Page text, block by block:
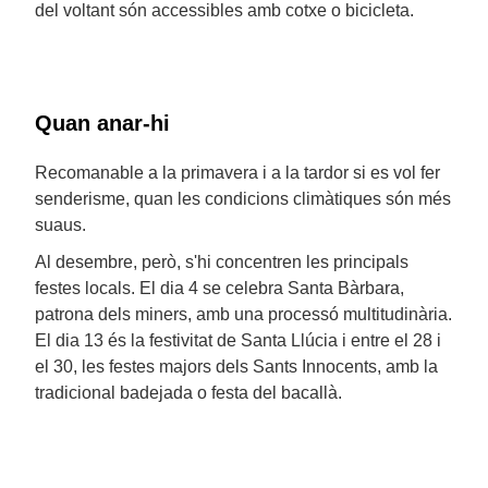
del voltant són accessibles amb cotxe o bicicleta.
Quan anar-hi
Recomanable a la primavera i a la tardor si es vol fer
senderisme, quan les condicions climàtiques són més
suaus.
Al desembre, però, s'hi concentren les principals
festes locals. El dia 4 se celebra Santa Bàrbara,
patrona dels miners, amb una processó multitudinària.
El dia 13 és la festivitat de Santa Llúcia i entre el 28 i
el 30, les festes majors dels Sants Innocents, amb la
tradicional badejada o festa del bacallà.